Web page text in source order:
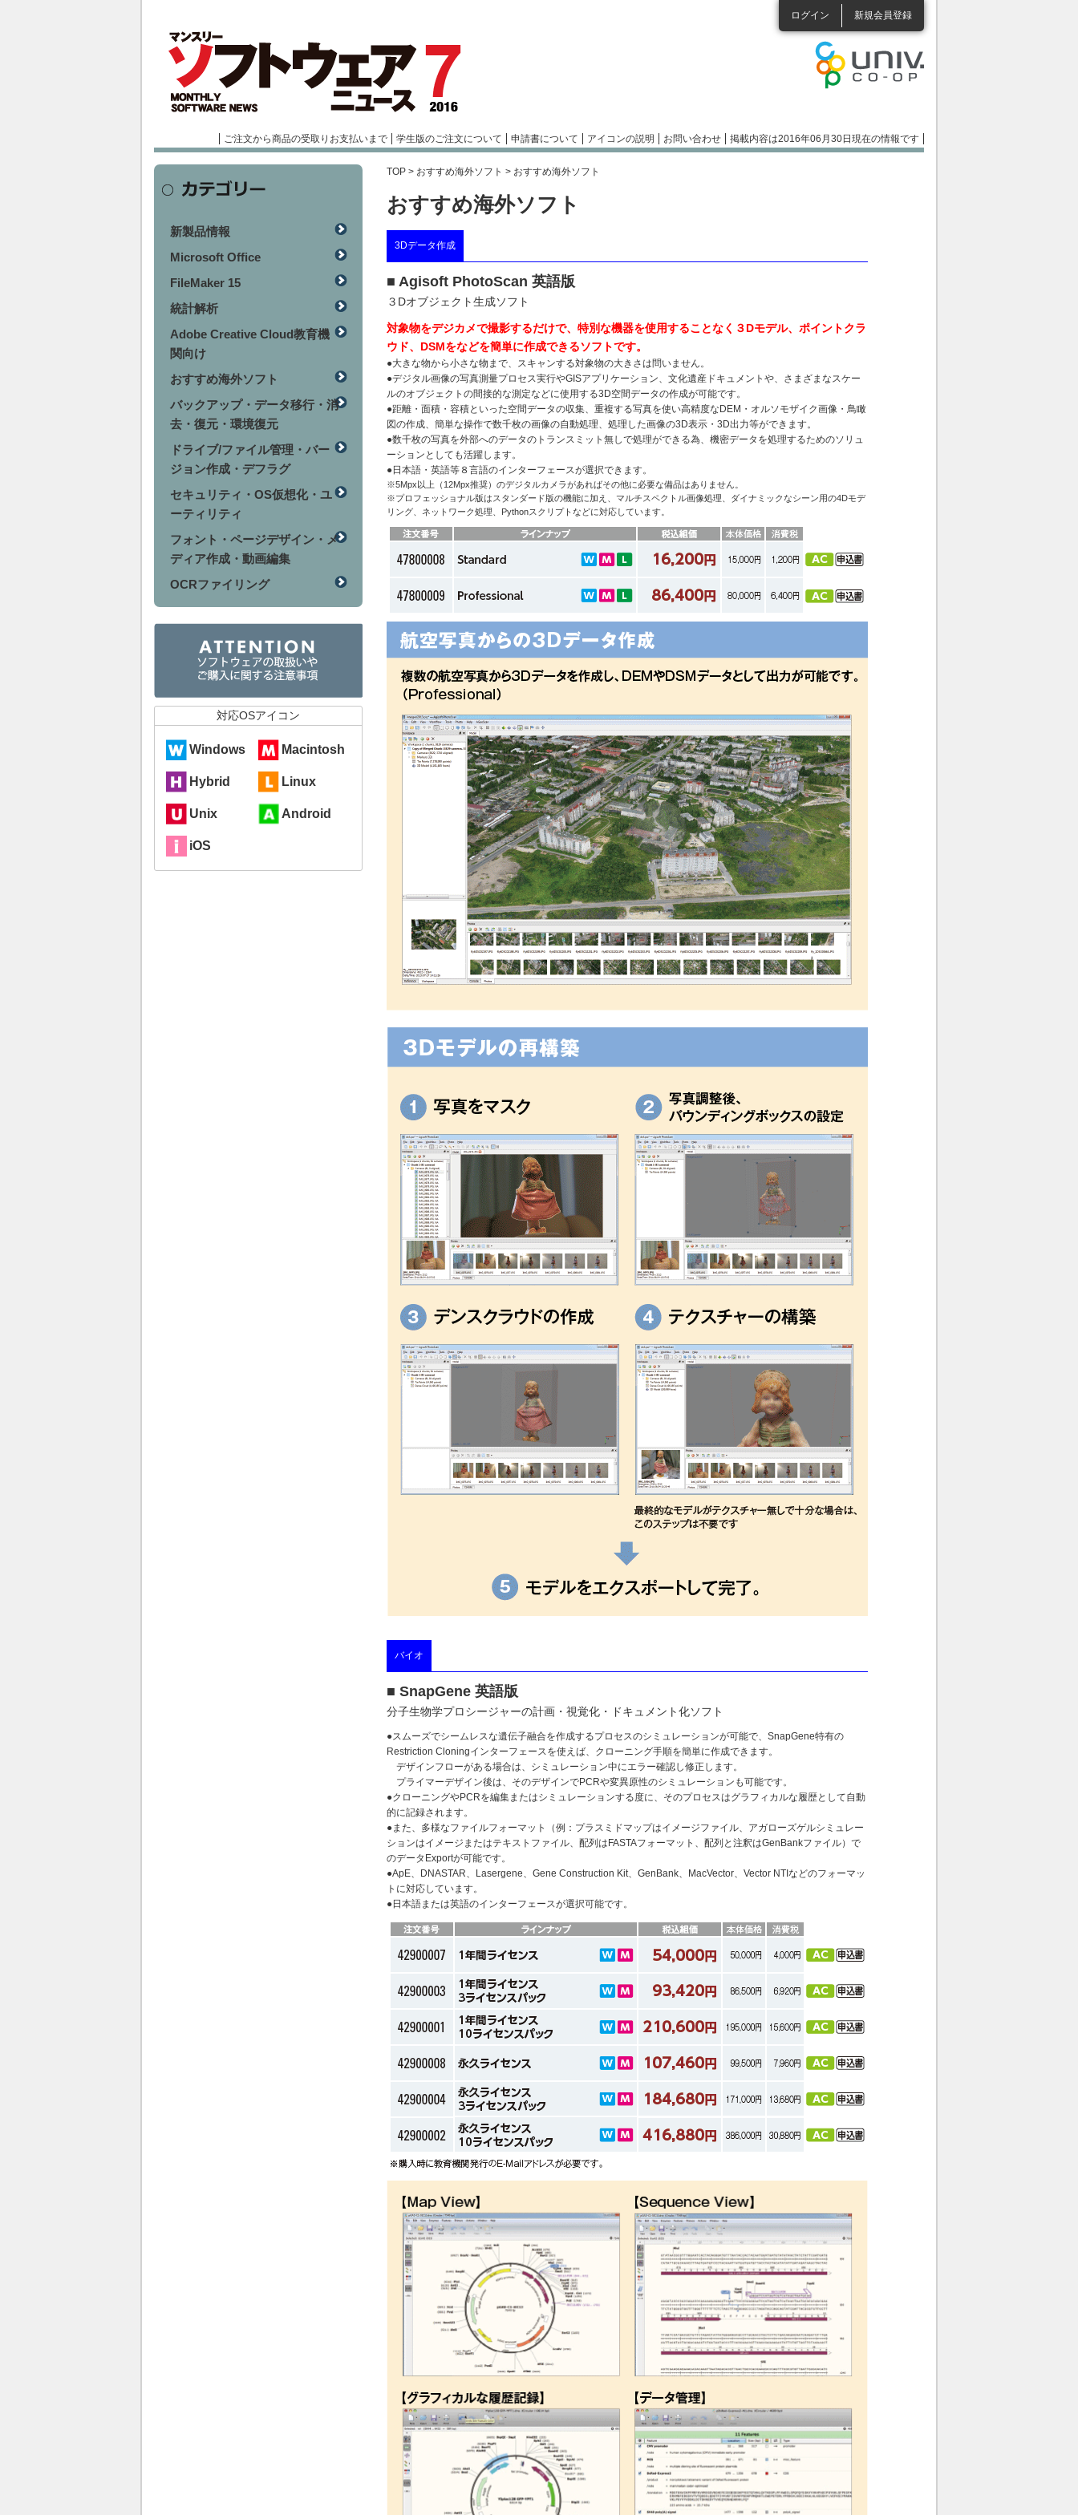
ログイン 新規会員登録
ご注文から商品の受取りお支払いまで 学生版のご注文について 申請書について アイコンの説明 お問い合わせ 掲載内容は2016年06月30日現在の情報です
TOP > おすすめ海外ソフト > おすすめ海外ソフト
おすすめ海外ソフト
3Dデータ作成
■ Agisoft PhotoScan 英語版
３Dオブジェクト生成ソフト
対象物をデジカメで撮影するだけで、特別な機器を使用することなく３Dモデル、ポイントクラ
ウド、DSMをなどを簡単に作成できるソフトです。
●大きな物から小さな物まで、スキャンする対象物の大きさは問いません。
●デジタル画像の写真測量プロセス実行やGISアプリケーション、文化遺産ドキュメントや、さまざまなスケー
ルのオブジェクトの間接的な測定などに使用する3D空間データの作成が可能です。
●距離・面積・容積といった空間データの収集、重複する写真を使い高精度なDEM・オルソモザイク画像・鳥瞰
図の作成、簡単な操作で数千枚の画像の自動処理、処理した画像の3D表示・3D出力等ができます。
●数千枚の写真を外部へのデータのトランスミット無しで処理ができる為、機密データを処理するためのソリュ
ーションとしても活躍します。
●日本語・英語等８言語のインターフェースが選択できます。
※5Mpx以上（12Mpx推奨）のデジタルカメラがあればその他に必要な備品はありません。
※プロフェッショナル版はスタンダード版の機能に加え、マルチスペクトル画像処理、ダイナミックなシーン用の4Dモデ
リング、ネットワーク処理、Pythonスクリプトなどに対応しています。
バイオ
■ SnapGene 英語版
分子生物学プロシージャーの計画・視覚化・ドキュメント化ソフト
●スムーズでシームレスな遺伝子融合を作成するプロセスのシミュレーションが可能で、SnapGene特有の
Restriction Cloningインターフェースを使えば、クローニング手順を簡単に作成できます。
デザインフローがある場合は、シミュレーション中にエラー確認し修正します。
プライマーデザイン後は、そのデザインでPCRや変異原性のシミュレーションも可能です。
●クローニングやPCRを編集またはシミュレーションする度に、そのプロセスはグラフィカルな履歴として自動
的に記録されます。
●また、多様なファイルフォーマット（例：プラスミドマップはイメージファイル、アガローズゲルシミュレー
ションはイメージまたはテキストファイル、配列はFASTAフォーマット、配列と注釈はGenBankファイル）で
のデータExportが可能です。
●ApE、DNASTAR、Lasergene、Gene Construction Kit、GenBank、MacVector、Vector NTIなどのフォーマッ
トに対応しています。
●日本語または英語のインターフェースが選択可能です。
新製品情報
Microsoft Office
FileMaker 15
統計解析
Adobe Creative Cloud教育機
関向け
おすすめ海外ソフト
バックアップ・データ移行・消
去・復元・環境復元
ドライブ/ファイル管理・バー
ジョン作成・デフラグ
セキュリティ・OS仮想化・ユ
ーティリティ
フォント・ページデザイン・メ
ディア作成・動画編集
OCRファイリング
対応OSアイコン
Windows Macintosh
Hybrid Linux
Unix Android
iOS